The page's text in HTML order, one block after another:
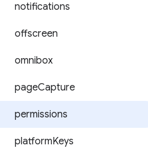
notifications
offscreen
omnibox
pageCapture
permissions
platformKeys